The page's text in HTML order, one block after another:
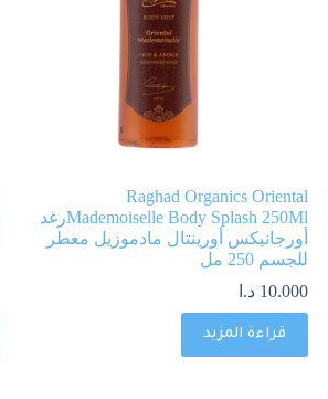
Raghad Organics Oriental
Mademoiselle Body Splash 250Mlرغد
أورجانيكس أورينتال مادموزيل معطر
للجسم 250 مل
10.000 د.ا
قراءة المزيد